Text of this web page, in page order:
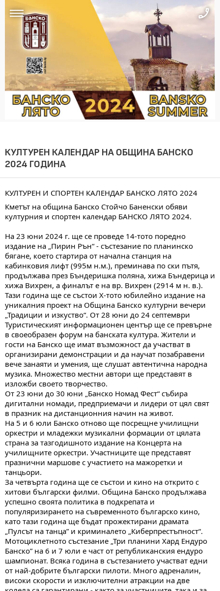
КУЛТУРЕН КАЛЕНДАР НА ОБЩИНА БАНСКО
2024 ГОДИНА
КУЛТУРЕН И СПОРТЕН КАЛЕНДАР БАНСКО ЛЯТО 2024
Кметът на община Банско Стойчо Баненски обяви
културния и спортен календар БАНСКО ЛЯТО 2024.
На 23 юни 2024 г. ще се проведе 14-тото поредно
издание на „Пирин Рън“ - състезание по планинско
бягане, което стартира от начална станция на
кабинковия лифт (995м н.м.), преминава по ски пътя,
продължава през Бъндеришка поляна, хижа Бъндерица и
хижа Вихрен, а финалът е на вр. Вихрен (2914 м н. в.).
Тази година ще се състои X-тото юбилейно издание на
уникалния проект на Община Банско културни вечери
„Традиции и изкуство“. От 28 юни до 24 септември
Туристическият информационен център ще се превърне
в своеобразен форум на банската култура. Жители и
гости на Банско ще имат възможност да участват в
организирани демонстрации и да научат позабравени
вече занаяти и умения, ще слушат автентична народна
музика. Множество местни автори ще представят в
изложби своето творчество.
От 23 юни до 30 юни „Банско Номад Фест“ събира
дигитални номади, предприемачи и лидери от цял свят
в празник на дистанционния начин на живот.
На 5 и 6 юли Банско отново ще посрещне училищни
оркестри и младежки музикални формации от цялата
страна за тазгодишното издание на Концерта на
училищните оркестри. Участниците ще представят
празнични маршове с участието на мажоретки и
танцьори.
За четвърта година ще се състои и кино на открито с
хитови български филми. Община Банско продължава
успешно своята политика в подкрепата и
популяризирането на съвременното българско кино,
като тази година ще бъдат прожектирани драмата
„Пулсът на танца” и криминалето „Киберпрестъпност“.
Мотоциклетното състезание „Три планини Хард Ендуро
Банско” на 6 и 7 юли е част от републиканския ендуро
шампионат. Всяка година в състезанието участват едни
от най-добрите български пилоти. Много адреналин,
високи скорости и изключителни атракции на две